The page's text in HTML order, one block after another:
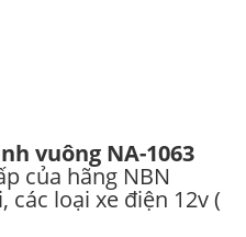
vuông NA-1063
của hãng NBN
các loại xe điện 12v (